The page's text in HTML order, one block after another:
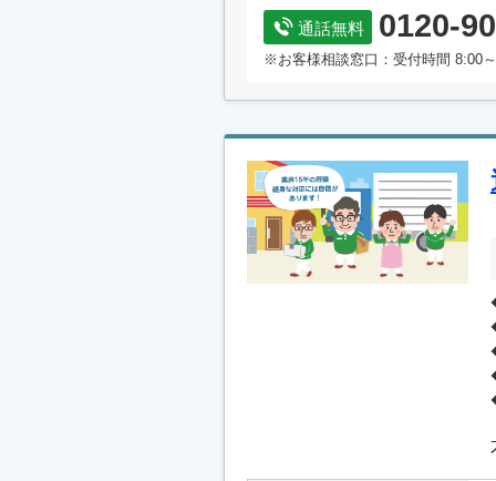
通話無料 0120-
※お客様相談窓口：受付時間 8:00